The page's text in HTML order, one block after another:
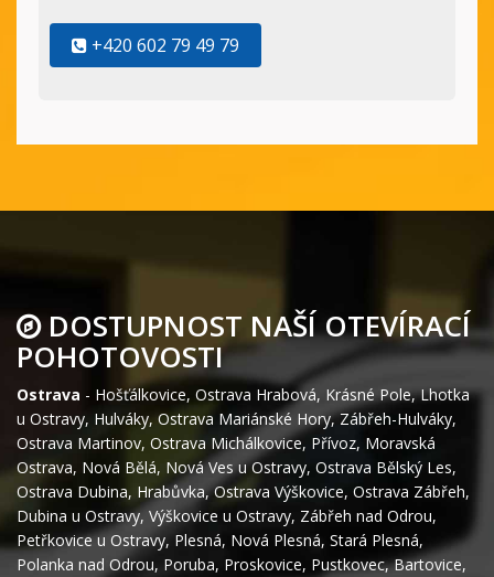
+420 602 79 49 79
DOSTUPNOST NAŠÍ OTEVÍRACÍ
POHOTOVOSTI
Ostrava - Hošťálkovice, Ostrava Hrabová, Krásné Pole,Lhotka
u Ostravy, Hulváky, Ostrava Mariánské Hory,Zábřeh-Hulváky,
Ostrava Martinov, Ostrava Michálkovice, Přívoz, Moravská
Ostrava, Nová Bělá, Nová Ves u Ostravy, Ostrava Bělský Les,
Ostrava Dubina, Hrabůvka,Ostrava Výškovice, Ostrava Zábřeh,
Dubina u Ostravy, Výškovice u Ostravy, Zábřeh nad Odrou,
Petřkovice u Ostravy, Plesná, Nová Plesná, Stará Plesná,
Polanka nad Odrou, Poruba, Proskovice, Pustkovec,Bartovice,